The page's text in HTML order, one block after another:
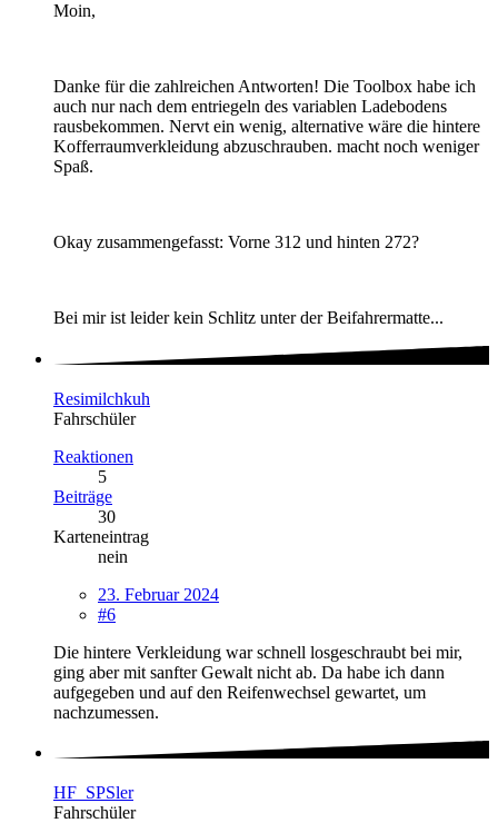
Moin,
Danke für die zahlreichen Antworten! Die Toolbox habe ich
auch nur nach dem entriegeln des variablen Ladebodens
rausbekommen. Nervt ein wenig, alternative wäre die hintere
Kofferraumverkleidung abzuschrauben. macht noch weniger
Spaß.
Okay zusammengefasst: Vorne 312 und hinten 272?
Bei mir ist leider kein Schlitz unter der Beifahrermatte...
Resimilchkuh
Fahrschüler
Reaktionen
5
Beiträge
30
Karteneintrag
nein
23. Februar 2024
#6
Die hintere Verkleidung war schnell losgeschraubt bei mir,
ging aber mit sanfter Gewalt nicht ab. Da habe ich dann
aufgegeben und auf den Reifenwechsel gewartet, um
nachzumessen.
HF_SPSler
Fahrschüler